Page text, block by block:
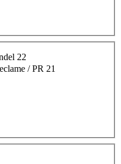
22
/ PR 21